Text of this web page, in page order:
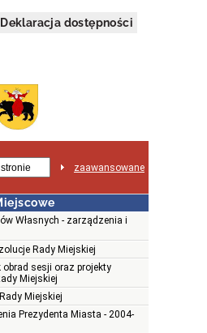
Deklaracja dostępności
zaawansowane
Własnych - zarządzenia i
Rady Miejskiej
obrad sesji oraz projekty
Miejskiej
Miejskiej
Prezydenta Miasta - 2004-